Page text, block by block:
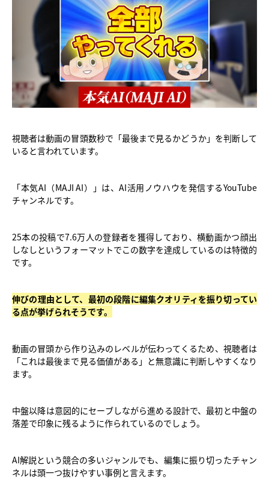
視聴者は動画の冒頭数秒で「最後まで見るかどうか」を判断して
いると言われています。
「本気AI（MAJI AI）」は、AI活用ノウハウを発信するYouTube
チャンネルです。
25本の投稿で7.6万人の登録者を獲得しており、横動画かつ顔出
しなしというフォーマットでこの数字を達成しているのは特徴的
です。
伸びの理由として、最初の段階に編集クオリティを振り切ってい
る点が挙げられそうです。
動画の冒頭から作り込みのレベルが伝わってくるため、視聴者は
「これは最後まで見る価値がある」と無意識に判断しやすくなり
ます。
中盤以降は意図的にセーブしながら進める設計で、最初と中盤の
落差で印象に残るように作られているのでしょう。
AI解説という競合の多いジャンルでも、編集に振り切ったチャン
ネルは頭一つ抜けやすい事例と言えます。